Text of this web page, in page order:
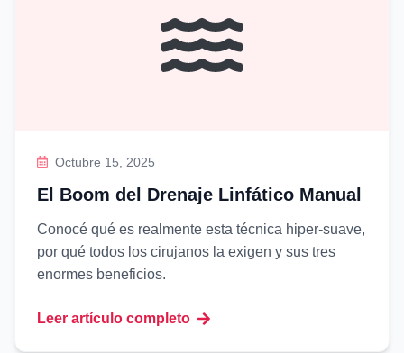
Octubre 15, 2025
El Boom del Drenaje Linfático Manual
Conocé qué es realmente esta técnica hiper-suave,
por qué todos los cirujanos la exigen y sus tres
enormes beneficios.
Leer artículo completo